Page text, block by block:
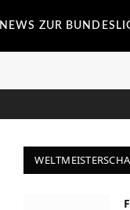
NEWS ZUR